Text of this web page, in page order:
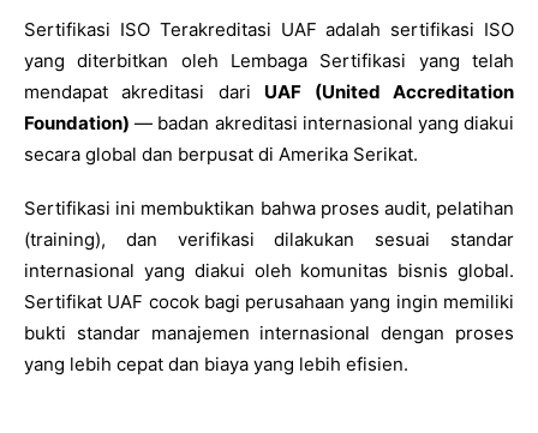
Sertifikasi ISO Terakreditasi UAF adalah sertifikasi ISO
yang diterbitkan oleh Lembaga Sertifikasi yang telah
mendapat akreditasi dari UAF (United Accreditation
Foundation) — badan akreditasi internasional yang diakui
secara global dan berpusat di Amerika Serikat.
Sertifikasi ini membuktikan bahwa proses audit, pelatihan
(training), dan verifikasi dilakukan sesuai standar
internasional yang diakui oleh komunitas bisnis global.
Sertifikat UAF cocok bagi perusahaan yang ingin memiliki
bukti standar manajemen internasional dengan proses
yang lebih cepat dan biaya yang lebih efisien.